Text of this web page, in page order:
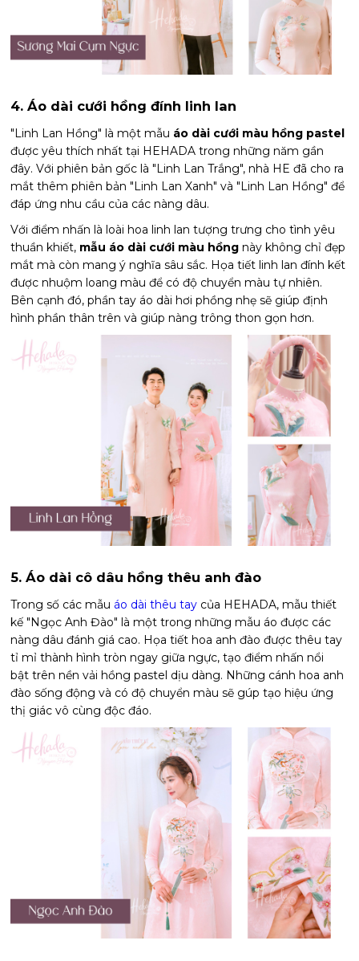
4. Áo dài cưới hồng đính linh lan
"Linh Lan Hồng" là một mẫu áo dài cưới màu hồng pastel
được yêu thích nhất tại HEHADA trong những năm gần
đây. Với phiên bản gốc là "Linh Lan Trắng", nhà HE đã cho ra
mắt thêm phiên bản "Linh Lan Xanh" và "Linh Lan Hồng" để
đáp ứng nhu cầu của các nàng dâu.
Với điểm nhấn là loài hoa linh lan tượng trưng cho tình yêu
thuần khiết, mẫu áo dài cưới màu hồng này không chỉ đẹp
mắt mà còn mang ý nghĩa sâu sắc. Họa tiết linh lan đính kết
được nhuộm loang màu để có độ chuyển màu tự nhiên.
Bên cạnh đó, phần tay áo dài hơi phồng nhẹ sẽ giúp định
hình phần thân trên và giúp nàng trông thon gọn hơn.
5. Áo dài cô dâu hồng thêu anh đào
Trong số các mẫu áo dài thêu tay của HEHADA, mẫu thiết
kế "Ngọc Anh Đào" là một trong những mẫu áo được các
nàng dâu đánh giá cao. Họa tiết hoa anh đào được thêu tay
tỉ mỉ thành hình tròn ngay giữa ngực, tạo điểm nhấn nổi
bật trên nền vải hồng pastel dịu dàng. Những cánh hoa anh
đào sống động và có độ chuyển màu sẽ gúp tạo hiệu ứng
thị giác vô cùng độc đáo.